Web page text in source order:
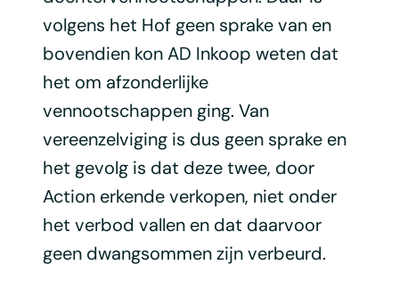
volgens het Hof geen sprake van en
bovendien kon AD Inkoop weten dat
het om afzonderlijke
vennootschappen ging. Van
vereenzelviging is dus geen sprake en
het gevolg is dat deze twee, door
Action erkende verkopen, niet onder
het verbod vallen en dat daarvoor
geen dwangsommen zijn verbeurd.